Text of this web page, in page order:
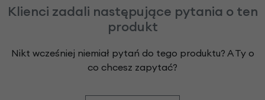
Klienci zadali następujące pytania o ten
produkt
Nikt wcześniej niemiał pytań do tego produktu? A Ty o
co chcesz zapytać?